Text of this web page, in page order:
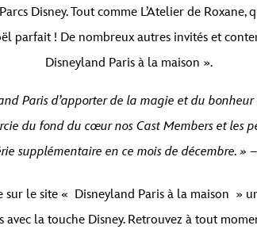
Disney. Tout comme L’Atelier de
parfait ! De nombreux autres invités et
Disneyland Paris à la maison ».
Paris d’apporter de la magie et du bonheur
du fond du cœur nos Cast Members et
supplémentaire en ce mois de décembre. »
sur le site « Disneyland Paris à la maison »
la touche Disney. Retrouvez à tout